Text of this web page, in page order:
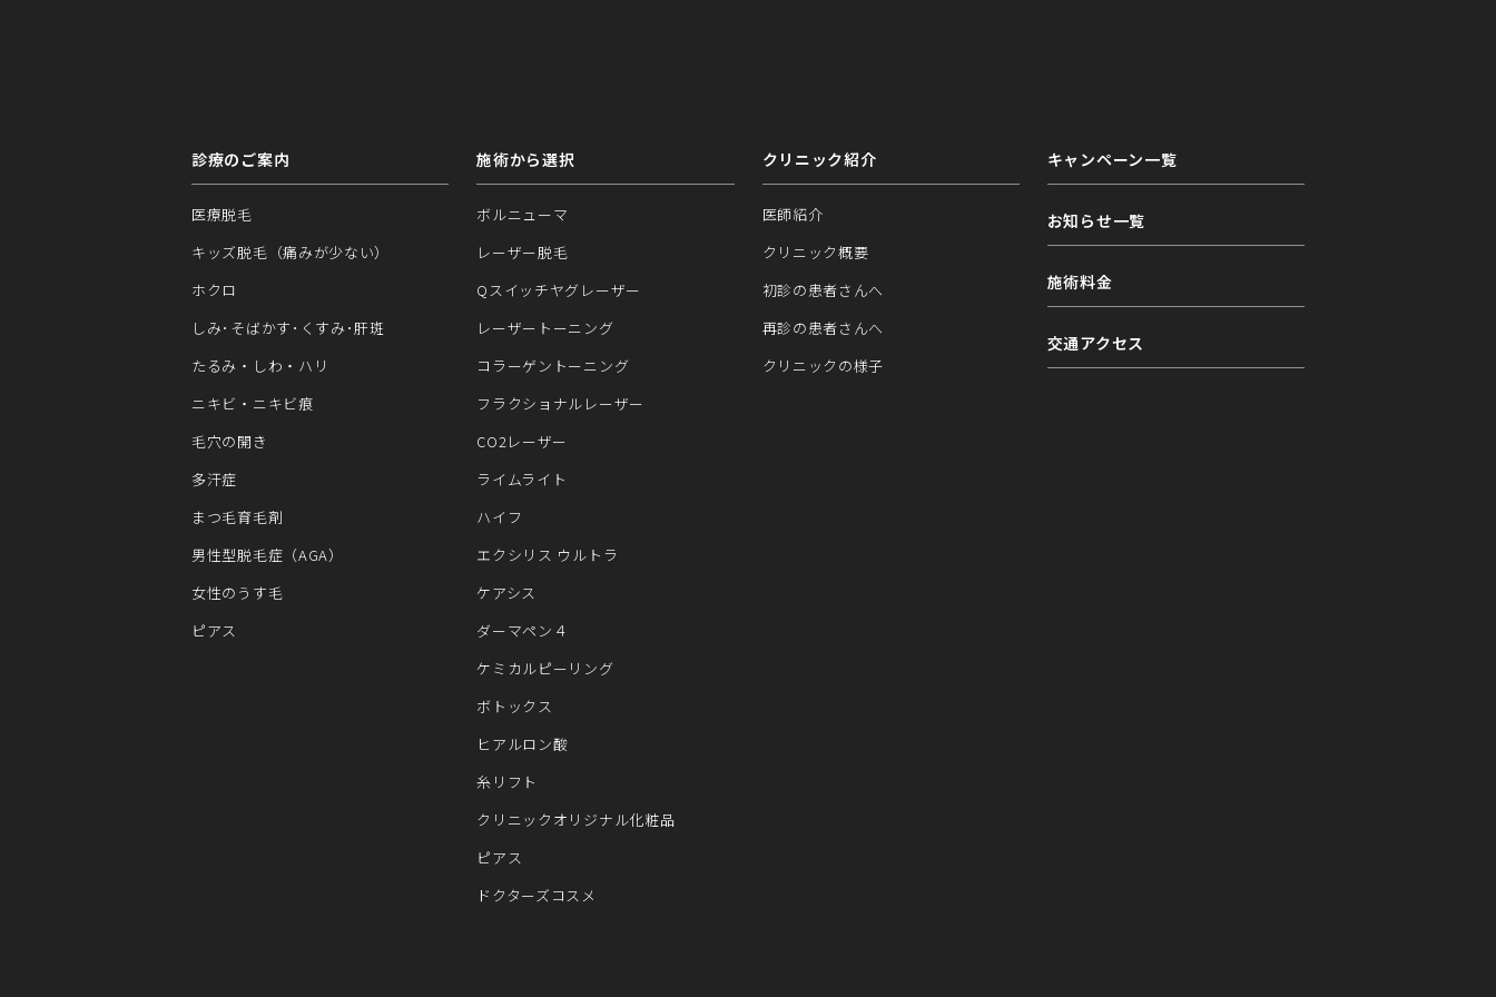
診療のご案内
医療脱毛
キッズ脱毛（痛みが少ない）
ホクロ
しみ･そばかす･くすみ･肝斑
たるみ・しわ・ハリ
ニキビ・ニキビ痕
毛穴の開き
多汗症
まつ毛育毛剤
男性型脱毛症（AGA）
女性のうす毛
ピアス
施術から選択
ボルニューマ
レーザー脱毛
Qスイッチヤグレーザー
レーザートーニング
コラーゲントーニング
フラクショナルレーザー
CO2レーザー
ライムライト
ハイフ
エクシリス ウルトラ
ケアシス
ダーマペン４
ケミカルピーリング
ボトックス
ヒアルロン酸
糸リフト
クリニックオリジナル化粧品
ピアス
ドクターズコスメ
クリニック紹介
医師紹介
クリニック概要
初診の患者さんへ
再診の患者さんへ
クリニックの様子
キャンペーン一覧
お知らせ一覧
施術料金
交通アクセス